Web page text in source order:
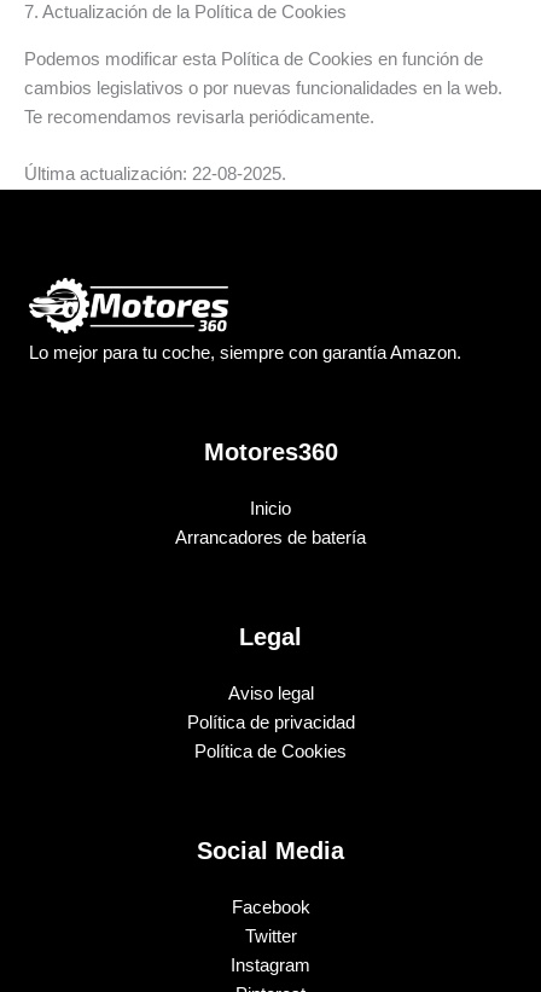
7. Actualización de la Política de Cookies
Podemos modificar esta Política de Cookies en función de
cambios legislativos o por nuevas funcionalidades en la web.
Te recomendamos revisarla periódicamente.
Última actualización: 22-08-2025.
Lo mejor para tu coche, siempre con garantía Amazon.
Motores360
Inicio
Arrancadores de batería
Legal
Aviso legal
Política de privacidad
Política de Cookies
Social Media
Facebook
Twitter
Instagram